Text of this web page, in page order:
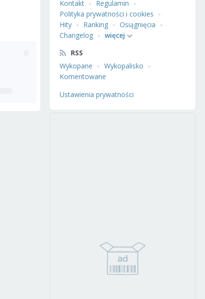
Kontakt
Regulamin
Polityka prywatności i cookies
Hity
Ranking
Osiągnięcia
Changelog
więcej
RSS
Wykopane
Wykopalisko
Komentowane
Ustawienia prywatności